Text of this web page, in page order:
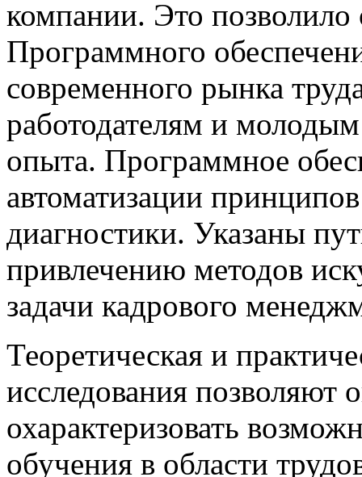
компании. Это позволило
Программного
современного рынка
работодателям и
опыта. Программное
автоматизации
диагностики. Указаны
привлечению методов
задачи кадрового
Теоретическая и
исследования позволяют
охарактеризовать
обучения в области